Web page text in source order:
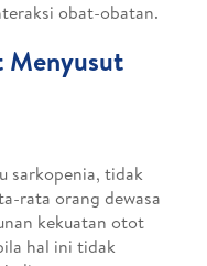
obat-obatan.
Menyusut
sarkopenia, tidak
rata orang dewasa
kekuatan otot
hal ini tidak